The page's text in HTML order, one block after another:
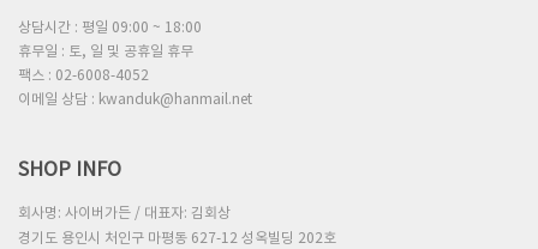
상담시간 : 평일 09:00 ~ 18:00
휴무일 : 토, 일 및 공휴일 휴무
팩스 : 02-6008-4052
이메일 상담 : kwanduk@hanmail.net
SHOP INFO
회사명: 사이버가든 / 대표자: 김회상
경기도 용인시 처인구 마평동 627-12 성옥빌딩 202호